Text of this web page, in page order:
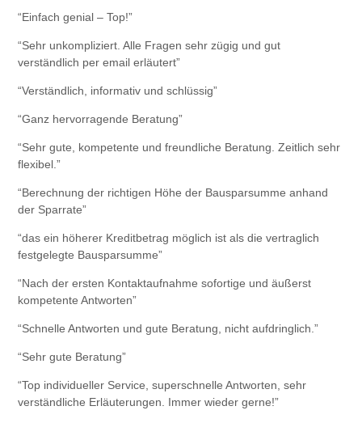
“Einfach genial – Top!”
“Sehr unkompliziert. Alle Fragen sehr zügig und gut
verständlich per email erläutert”
“Verständlich, informativ und schlüssig”
“Ganz hervorragende Beratung”
“Sehr gute, kompetente und freundliche Beratung. Zeitlich sehr
flexibel.”
“Berechnung der richtigen Höhe der Bausparsumme anhand
der Sparrate”
“das ein höherer Kreditbetrag möglich ist als die vertraglich
festgelegte Bausparsumme”
“Nach der ersten Kontaktaufnahme sofortige und äußerst
kompetente Antworten”
“Schnelle Antworten und gute Beratung, nicht aufdringlich.”
“Sehr gute Beratung”
“Top individueller Service, superschnelle Antworten, sehr
verständliche Erläuterungen. Immer wieder gerne!”